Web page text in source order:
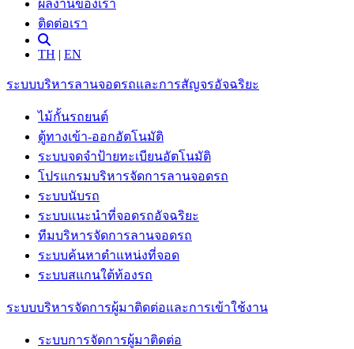
ผลงานของเรา
ติดต่อเรา
TH | EN
ระบบบริหารลานจอดรถและการสัญจรอัจฉริยะ
ไม้กั้นรถยนต์
ตู้ทางเข้า-ออกอัตโนมัติ
ระบบจดจำป้ายทะเบียนอัตโนมัติ
โปรแกรมบริหารจัดการลานจอดรถ
ระบบนับรถ
ระบบแนะนำที่จอดรถอัจฉริยะ
ทีมบริหารจัดการลานจอดรถ
ระบบค้นหาตำแหน่งที่จอด
ระบบสแกนใต้ท้องรถ
ระบบบริหารจัดการผู้มาติดต่อและการเข้าใช้งาน
ระบบการจัดการผู้มาติดต่อ